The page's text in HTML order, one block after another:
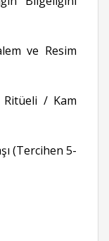
ve Resim
Ritüeli / Kam
(Tercihen 5-